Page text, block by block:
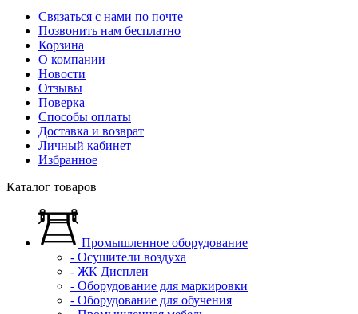
Связаться с нами по почте
Позвонить нам бесплатно
Корзина
О компании
Новости
Отзывы
Поверка
Способы оплаты
Доставка и возврат
Личный кабинет
Избранное
Каталог товаров
Промышленное оборудование
- Осушители воздуха
- ЖК Дисплеи
- Оборудование для маркировки
- Оборудование для обучения